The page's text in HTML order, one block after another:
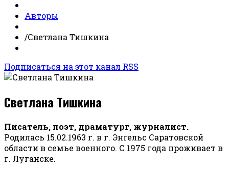
Авторы
/Светлана Тишкина
Подписаться на этот канал RSS
Светлана Тишкина
Писатель, поэт, драматург, журналист.
Родилась 15.02.1963 г. в г. Энгельс Саратовской
области в семье военного. С 1975 года проживает в
г. Луганске.